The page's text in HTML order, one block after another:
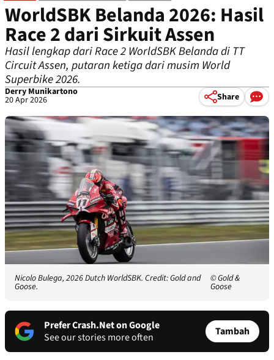
WorldSBK Belanda 2026: Hasil
Race 2 dari Sirkuit Assen
Hasil lengkap dari Race 2 WorldSBK Belanda di TT
Circuit Assen, putaran ketiga dari musim World
Superbike 2026.
Derry Munikartono
20 Apr 2026 Share
Nicolo Bulega, 2026 Dutch WorldSBK. Credit: Gold and
Goose.
© Gold &
Goose
Prefer Crash.Net on Google
See our stories more often
Tambah